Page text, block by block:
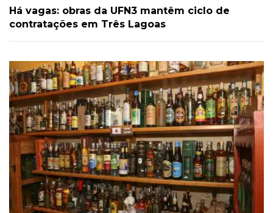
Há vagas: obras da UFN3 mantêm ciclo de
contratações em Três Lagoas